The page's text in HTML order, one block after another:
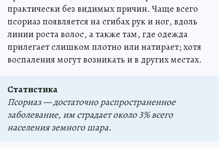
практически без видимых причин. Чаще всего
псориаз появляется на сгибах рук и ног, вдоль
линии роста волос, а также там, где одежда
прилегает слишком плотно или натирает; хотя
воспаления могут возникать и в других местах.
Статистика
Псориаз — достаточно распространенное
заболевание, им страдает около 3% всего
населения земного шара.